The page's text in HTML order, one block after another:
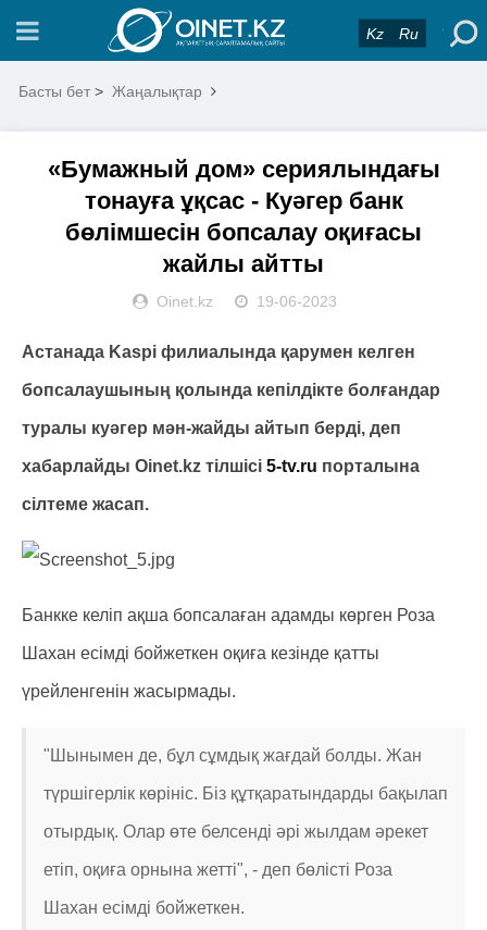
Kz Ru
Басты бет > Жаңалықтар
«Бумажный дом» сериялындағы
тонауға ұқсас - Куәгер банк
бөлімшесін бопсалау оқиғасы
жайлы айтты
Oinet.kz 19-06-2023
Астанада Kaspi филиалында қарумен келген
бопсалаушының қолында кепілдікте болғандар
туралы куәгер мән-жайды айтып берді, деп
хабарлайды Oinet.kz тілшісі 5-tv.ru порталына
сілтеме жасап.
Банкке келіп ақша бопсалаған адамды көрген Роза
Шахан есімді бойжеткен оқиға кезінде қатты
үрейленгенін жасырмады.
"Шынымен де, бұл сұмдық жағдай болды. Жан
түршігерлік көрініс. Біз құтқаратындарды бақылап
отырдық. Олар өте белсенді әрі жылдам әрекет
етіп, оқиға орнына жетті", - деп бөлісті Роза
Шахан есімді бойжеткен.